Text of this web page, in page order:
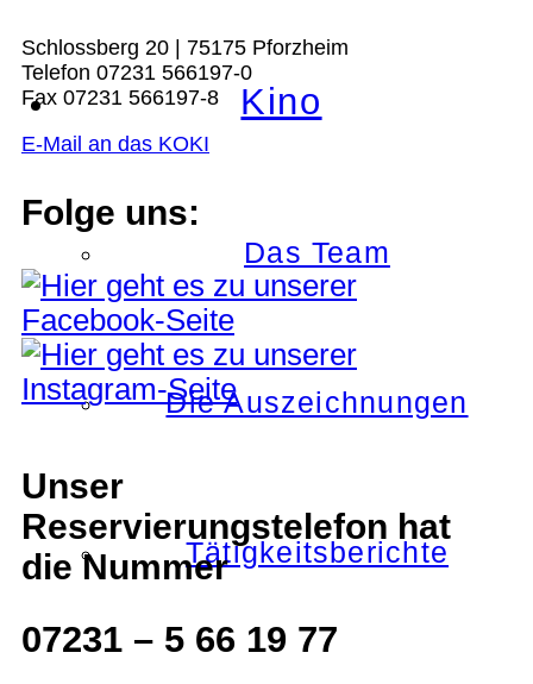
Kino
Das Team
Die Auszeichnungen
Tätigkeitsberichte
Schlossberg 20 | 75175 Pforzheim
Telefon 07231 566197-0
Fax 07231 566197-8
E-Mail an das KOKI
Folge uns:
Unser
Reservierungstelefon hat
die Nummer
07231 – 5 66 19 77